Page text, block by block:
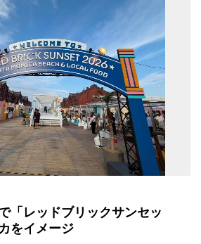
「レッドブリックサンセッ
をイメージ